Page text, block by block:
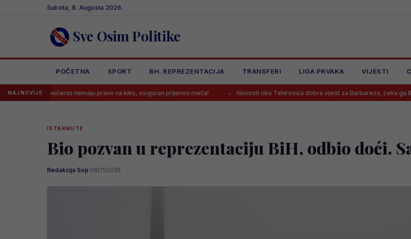
Subota, 8. Augusta 2026.
Sve Osim Politike
POČETNA SPORT BH. REPREZENTACIJA TRANSFERI LIGA PRVAKA VIJESTI
NAJNOVIJE
večeras nemaju pravo na kiks, osiguran prijenos meča! Novosti oko Tahirovića dobra vijest za Barbareza, čeka ga Bundesliga?
ISTAKNUTE
Bio pozvan u reprezentaciju BiH, odbio doći.
Redakcija Sop·08/11/2025